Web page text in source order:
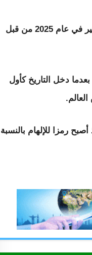
كما أدار مباريات في نهائيات كأس أمم أفريقيا 2023 في الجزائر، واختير في عام 2025 من قبل
دخل التاريخ كأول
رمزا للإلهام بالنسبة